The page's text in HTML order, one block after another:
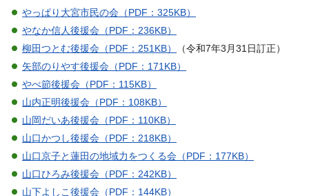
やっぱり大宮市民の会（PDF：325KB）
やなか信人後援会（PDF：236KB）
柳田つとむ後援会（PDF：251KB）
（令和7年3月31日訂正）
矢部のりやす後援会（PDF：171KB）
やべ節後援会（PDF：115KB）
山内正明後援会（PDF：108KB）
山岡だいあ後援会（PDF：110KB）
山口かつし後援会（PDF：218KB）
山口京子と蓮田の地域力をつくる会（PDF：177KB）
山口ひろみ後援会（PDF：242KB）
山下よしこ後援会（PDF：144KB）